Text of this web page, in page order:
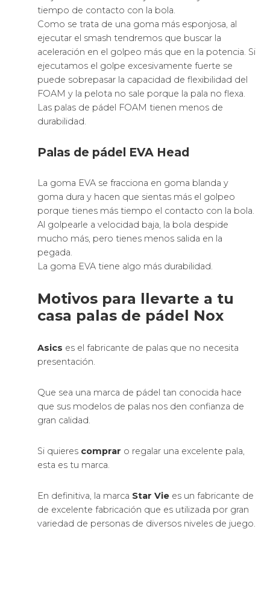
En definitiva, la marcaStar Viees un fabricante de
de excelente fabricación que es utilizada por gran
variedad de personas de diversos niveles de juego.
2026 ©
Pala padel